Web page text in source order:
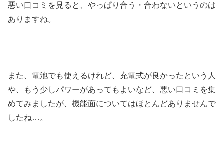
悪い口コミを見ると、やっぱり合う・合わないというのは
ありますね。
また、電池でも使えるけれど、充電式が良かったという人
や、もう少しパワーがあってもよいなど、悪い口コミを集
めてみましたが、機能面についてはほとんどありませんで
したね…。